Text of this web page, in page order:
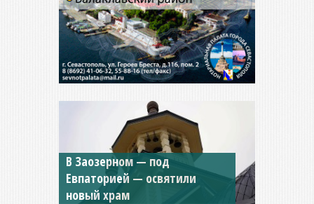
В Заозерном — под
Евпаторией — освятили
новый храм